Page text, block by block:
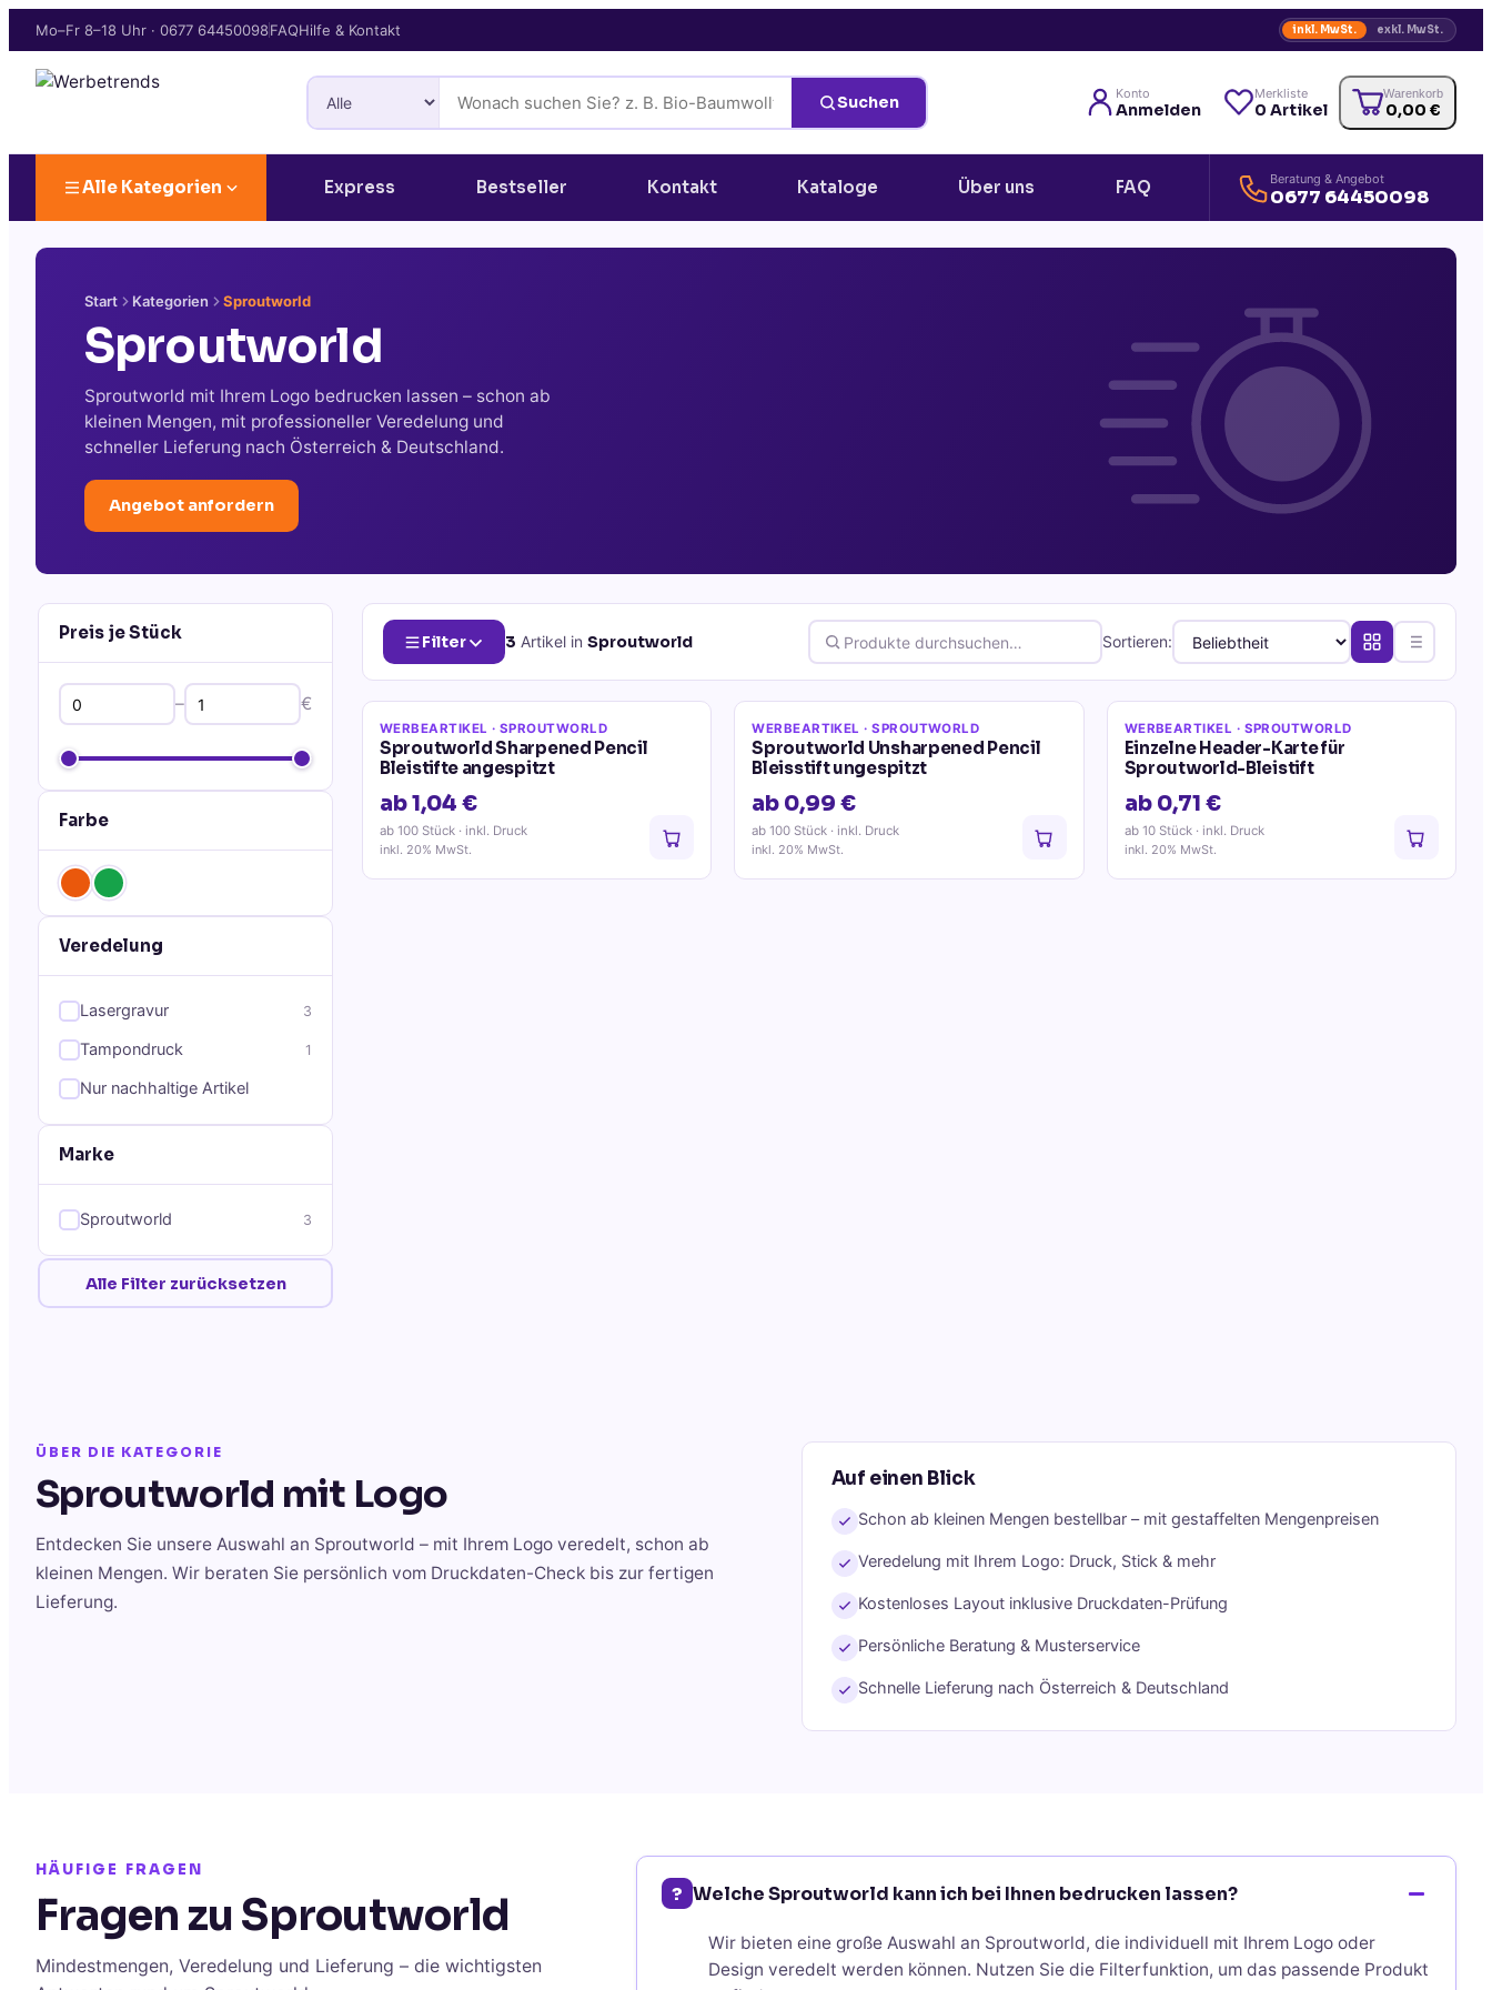
Mo–Fr 8–18 Uhr · 0677 64450098FAQHilfe & Kontakt inkl. MwSt. exkl. MwSt.
Suchen Konto
Anmelden
Merkliste
0 Artikel
Warenkorb
0,00 €
Alle Kategorien Express Bestseller Kontakt Kataloge Über uns FAQ Beratung & Angebot
0677 64450098
Start Kategorien Sproutworld
Sproutworld
Sproutworld mit Ihrem Logo bedrucken lassen – schon ab
kleinen Mengen, mit professioneller Veredelung und
schneller Lieferung nach Österreich & Deutschland.
Angebot anfordern
Preis je Stück
– €
Farbe
Veredelung
Lasergravur 3
Tampondruck 1
Nur nachhaltige Artikel
Marke
Sproutworld 3
Alle Filter zurücksetzen
Filter Sortieren:
3 Artikel in Sproutworld
WERBEARTIKEL · SPROUTWORLD
Sproutworld Sharpened Pencil
Bleistifte angespitzt
ab 1,04 €
ab 100 Stück · inkl. Druck
inkl. 20% MwSt.
WERBEARTIKEL · SPROUTWORLD
Sproutworld Unsharpened Pencil
Bleisstift ungespitzt
ab 0,99 €
ab 100 Stück · inkl. Druck
inkl. 20% MwSt.
WERBEARTIKEL · SPROUTWORLD
Einzelne Header-Karte für
Sproutworld-Bleistift
ab 0,71 €
ab 10 Stück· inkl. Druck
inkl. 20% MwSt.
ÜBER DIE KATEGORIE
Sproutworld mit Logo
Entdecken Sie unsere Auswahl an Sproutworld – mit Ihrem Logo veredelt, schon ab
kleinen Mengen. Wir beraten Sie persönlich vom Druckdaten-Check bis zur fertigen
Lieferung.
Auf einen Blick
Schon ab kleinen Mengen bestellbar – mit gestaffelten Mengenpreisen
Veredelung mit Ihrem Logo: Druck, Stick & mehr
Kostenloses Layout inklusive Druckdaten-Prüfung
Persönliche Beratung & Musterservice
Schnelle Lieferung nach Österreich & Deutschland
HÄUFIGE FRAGEN
Fragen zu Sproutworld
Mindestmengen, Veredelung und Lieferung – die wichtigsten
? Welche Sproutworld kann ich bei Ihnen bedrucken lassen?
Wir bieten eine große Auswahl an Sproutworld, die individuell mit Ihrem Logo oder
Design veredelt werden können. Nutzen Sie die Filterfunktion, um das passende Produkt